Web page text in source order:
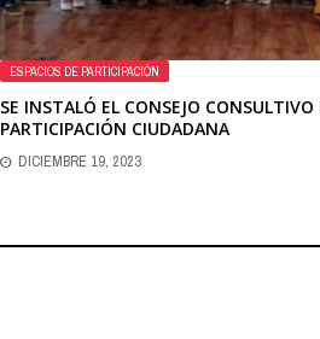
ESPACIOS DE PARTICIPACIÓN
SE INSTALÓ EL CONSEJO
PARTICIPACIÓN CIUDADANA
DICIEMBRE 19, 2023